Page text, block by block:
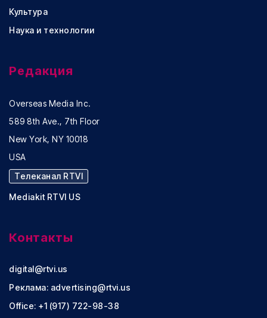
Культура
Наука и технологии
Редакция
Overseas Media Inc.
589 8th Ave., 7th Floor
New York, NY 10018
USA
Телеканал RTVI
Mediakit RTVI US
Контакты
digital@rtvi.us
Реклама: advertising@rtvi.us
Office: +1 (917) 722-98-38